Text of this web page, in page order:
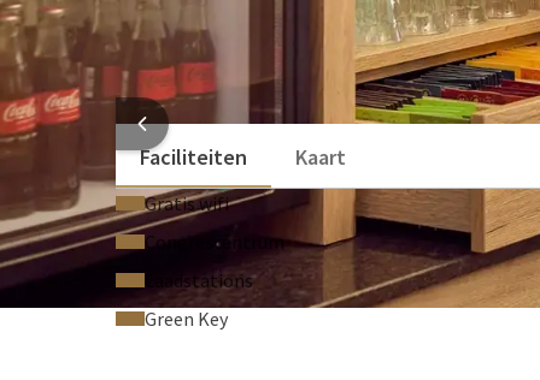
Privé terras met directe toegang vanuit de
De zaal Madrid kan gehuurd worden per dagdeel of
Flip-over
Optionele faciliteiten
Laser pointer (€ 15,00 per stuk)
Faciliteiten
Kaart
Gratis wifi
Congrescentrum
Laadstations
Green Key